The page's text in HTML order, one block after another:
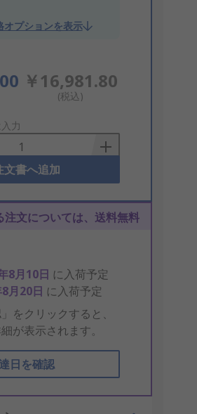
オプションを表示
￥16,981.80
(税込)
力
文書へ追加
文については、送料無料
8月10日 に入荷予定
月20日 に入荷予定
をクリックすると、
が表示されます。
日を確認